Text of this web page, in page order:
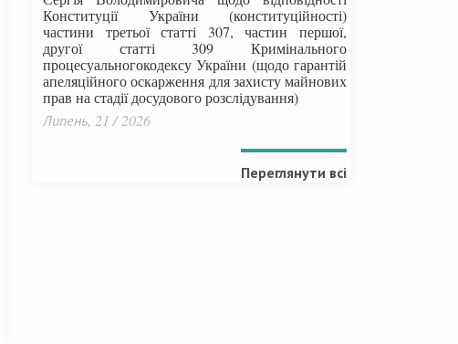
Конституції України (конституційності)
частини третьої статті 307, частин першої,
другої статті 309 Кримінального
процесуальногокодексу України (щодо гарантій
апеляційного оскарження для захисту майнових
прав на стадії досудового розслідування)
Липень, 21 / 2026
Переглянути всі